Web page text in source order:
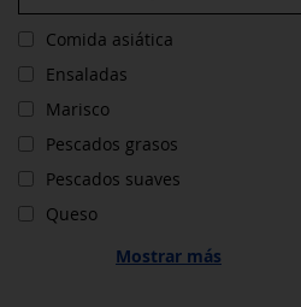
Comida asiática
Ensaladas
Marisco
Pescados grasos
Pescados suaves
Queso
Mostrar más